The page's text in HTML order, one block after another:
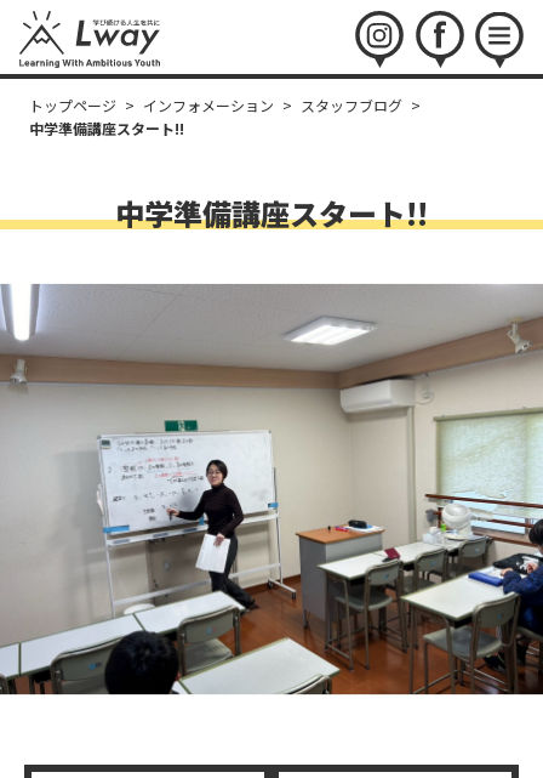
instagramfacebookmenu
トップページ > インフォメーション > スタッフブログ >
中学準備講座スタート!!
中学準備講座スタート!!